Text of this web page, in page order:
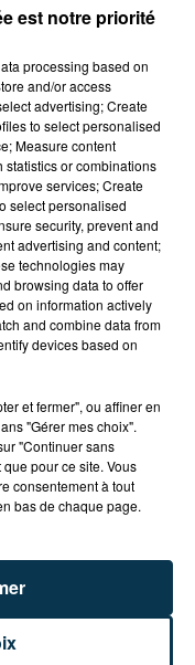
est notre priorité
processing based on
and/or access
advertising; Create
to select personalised
Measure content
or combinations
services; Create
select personalised
security, prevent and
advertising and content;
technologies may
browsing data to offer
on information actively
and combine data from
devices based on
et fermer", ou affiner en
"Gérer mes choix".
"Continuer sans
pour ce site. Vous
consentement à tout
bas de chaque page.